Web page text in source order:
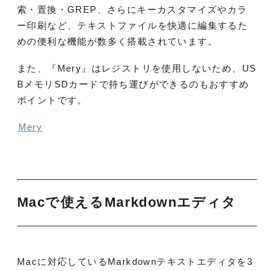
索・置換・GREP、さらにキーカスタマイズやカラ
ー印刷など、テキストファイルを快適に編集するた
めの便利な機能が数多く搭載されています。
また、『Mery』はレジストリを使用しないため、US
BメモリSDカードで持ち運びができるのもおすすめ
ポイントです。
Mery
Macで使えるMarkdownエディタ
Macに対応しているMarkdownテキストエディタを3